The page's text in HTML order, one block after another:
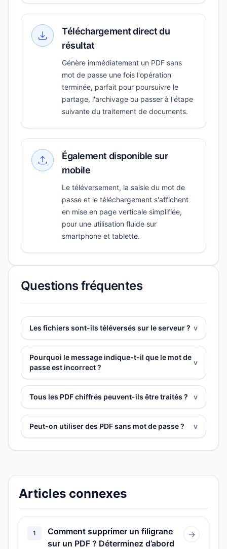
Téléchargement direct du
résultat
Génère immédiatement un PDF sans
mot de passe une fois l'opération
terminée, parfait pour poursuivre le
partage, l'archivage ou passer à l'étape
suivante du traitement de documents.
Également disponible sur
mobile
Le téléversement, la saisie du mot de
passe et le téléchargement s'affichent
en mise en page verticale simplifiée,
pour une utilisation fluide sur
smartphone et tablette.
Questions fréquentes
Les fichiers sont-ils téléversés sur le serveur ? v
Pourquoi le message indique-t-il que le mot de
passe est incorrect ?
v
Tous les PDF chiffrés peuvent-ils être traités ? v
Peut-on utiliser des PDF sans mot de passe ? v
Articles connexes
1
Comment supprimer un filigrane
sur un PDF ? Déterminez d’abord
→